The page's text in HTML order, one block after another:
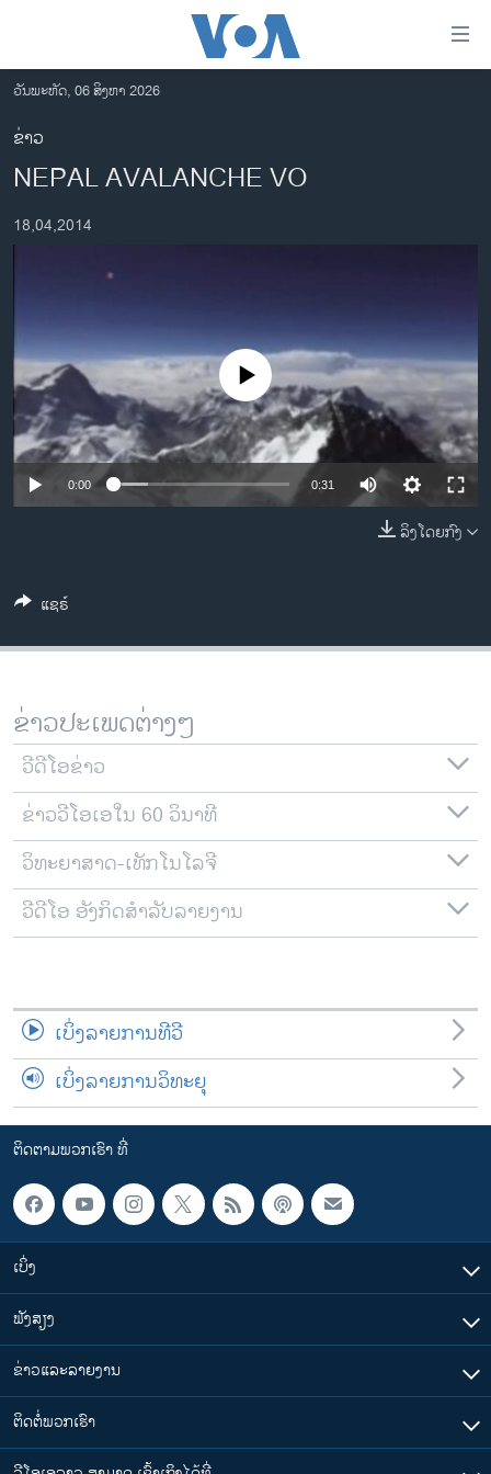
ເຂົ້າ
ຫາ
ຂ້າມ
ຂ້າມ
ໄປ
ອາເມຣິກາ
ການເລືອກຕັ້ງ ປະທານາທີບໍດີ ສະຫະລັດ 2024
ເອເຊຍ
ອິດສະຫຼະພາບດ້ານການຂ່າວ
ຊີວິດຊາວລາວ
ຊຸມຊົນຊາວລາວ
ວິທະຍາສາດ-ເທັກໂນໂລຈີ
ພາສາອັງກິດ
ລາຍການກະຈາຍສຽງ
ລາຍງານ
ຕິດຕາມພວກເຮົາ ທີ່
ພາສາຕ່າງໆ
ວັນພະຫັດ, 06 ສິງຫາ 2026
ຂ່າວ
NEPAL AVALANCHE VO
18,04,2014
No media source currently available
0:00 0:31
ລິງໂດຍກົງ
ແຊຣ໌
ຂ່າວປະເພດຕ່າງໆ
ວີດີໂອຂ່າວ
ຂ່າວວີໂອເອໃນ 60 ວິນາທີ
ວິທະຍາສາດ-ເທັກໂນໂລຈີ
ວີດີໂອ ອັງກິດສຳລັບລາຍງານ
ເບິ່ງລາຍການທີວີ
ເບິ່ງລາຍການວິທະຍຸ
ຕິດຕາມພວກເຮົາ ທີ່
ເບິ່ງ
ຟັງສຽງ
ຂ່າວແລະລາຍງານ
ຕິດຕໍ່ພວກເຮົາ